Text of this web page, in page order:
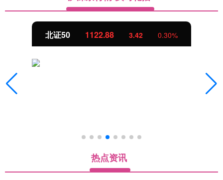
北证50 1122.88 3.42 0.30%
热点资讯